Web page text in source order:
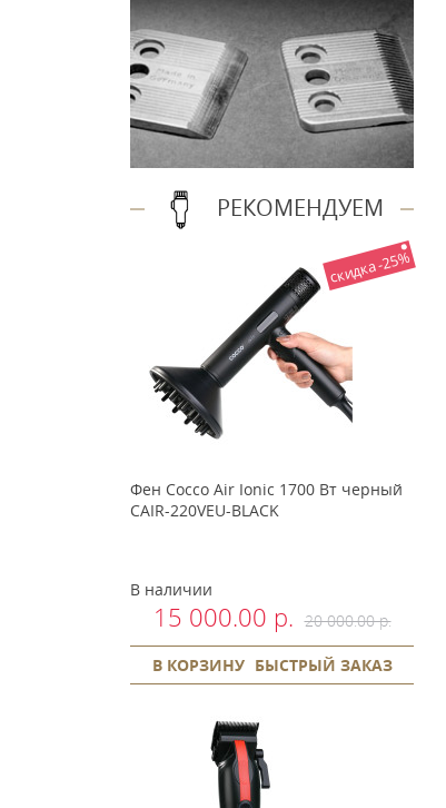
РЕКОМЕНДУЕМ
скидка -25%
Фен Cocco Air Ionic 1700 Вт черный
CAIR-220VEU-BLACK
В наличии
15 000.00 р. 20 000.00 р.
В КОРЗИНУ БЫСТРЫЙ ЗАКАЗ